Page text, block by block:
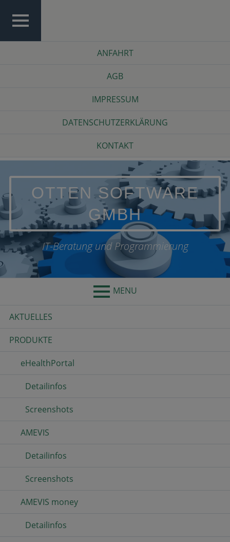
content
ANFAHRT
AGB
IMPRESSUM
DATENSCHUTZERKLÄRUNG
KONTAKT
OTTEN SOFTWARE
GMBH
IT-Beratung und Programmierung
MENU
Primary
Menu
AKTUELLES
PRODUKTE
eHealthPortal
Detailinfos
Screenshots
AMEVIS
Detailinfos
Screenshots
AMEVIS money
Detailinfos